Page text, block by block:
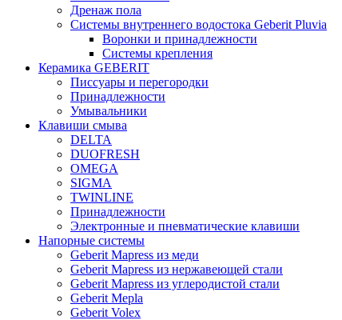
Дренаж пола
Системы внутреннего водостока Geberit Pluvia
Воронки и принадлежности
Системы крепления
Керамика GEBERIT
Писсуары и перегородки
Принадлежности
Умывальники
Клавиши смыва
DELTA
DUOFRESH
OMEGA
SIGMA
TWINLINE
Принадлежности
Электронные и пневматические клавиши
Напорные системы
Geberit Mapress из меди
Geberit Mapress из нержавеющей стали
Geberit Mapress из углеродистой стали
Geberit Mepla
Geberit Volex